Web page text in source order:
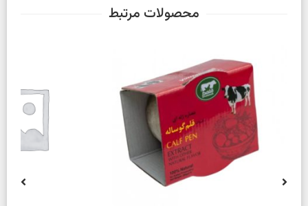
محصولات مرتبط